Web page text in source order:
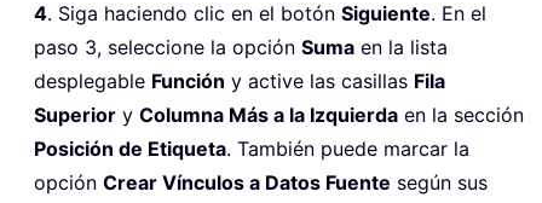
4. Siga haciendo clic en el botón Siguiente. En el
paso 3, seleccione la opción Suma en la lista
desplegable Función y active las casillas Fila
Superior y Columna Más a la Izquierda en la sección
Posición de Etiqueta. También puede marcar la
opción Crear Vínculos a Datos Fuente según sus